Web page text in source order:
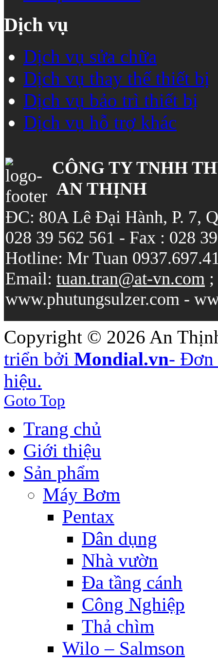
Dịch vụ
Dịch vụ sửa chữa
Dịch vụ thay thế thiết bị
Dịch vụ bảo trì thiết bị
Dịch vụ hỗ trợ khác
CÔNG TY TNHH
AN THỊNH
ĐC: 80A Lê Đại Hành, P. 7,
028 39 562 561 - Fax : 028
Hotline: Mr Tuan
Email: tuan.tran@at-vn.com ;
www.phutungsulzer.com -
Copyright © 2026 An
triển bởi Mondial.vn- Đơn
hiệu.
Goto Top
Trang chủ
Giới thiệu
Sản phẩm
Máy Bơm
Pentax
Dân dụng
Nhà vườn
Đa tầng cánh
Công Nghiệp
Thả chìm
Wilo – Salmson